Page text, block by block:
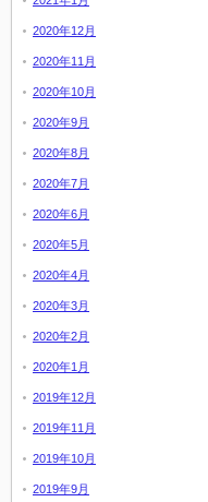
2020年12月
2020年11月
2020年10月
2020年9月
2020年8月
2020年7月
2020年6月
2020年5月
2020年4月
2020年3月
2020年2月
2020年1月
2019年12月
2019年11月
2019年10月
2019年9月